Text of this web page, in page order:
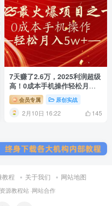
7天赚了2.6万，2025利润超级
高！0成本手机操作轻松月入
5w+会员专属 原创实战
2月10日 16:22 145
教程 关于我们 网站地图
资源教程站 ·网站合作